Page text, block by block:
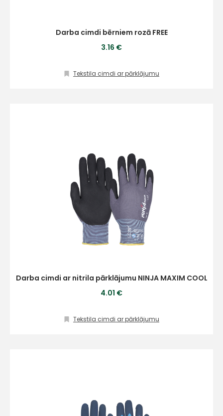
Darba cimdi bērniem rozā FREE
3.16 €
Tekstila cimdi ar pārklājumu
Darba cimdi ar nitrila pārklājumu NINJA MAXIM COOL
4.01 €
Tekstila cimdi ar pārklājumu
Sazinies
pēc
iespējas
ātrāk
Vārds
+